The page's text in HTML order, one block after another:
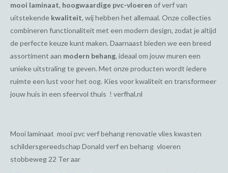
mooi laminaat, hoogwaardige pvc-vloeren of verf van
uitstekende kwaliteit, wij hebben het allemaal. Onze collecties
combineren functionaliteit met een modern design, zodat je altijd
de perfecte keuze kunt maken. Daarnaast bieden we een breed
assortiment aan modern behang, ideaal om jouw muren een
unieke uitstraling te geven. Met onze producten wordt iedere
ruimte een lust voor het oog. Kies voor kwaliteit en transformeer
jouw huis in een sfeervol thuis ! verfhal.nl
Mooi laminaat mooi pvc verf behang renovatie vlies kwasten
schildersgereedschap Donald verf en behang vloeren
stobbeweg 22 Ter aar